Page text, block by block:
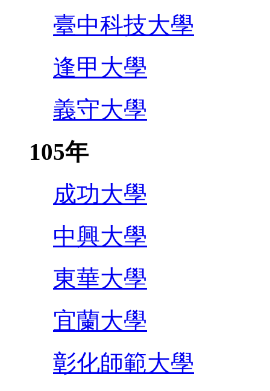
臺中科技大學
逢甲大學
義守大學
105年
成功大學
中興大學
東華大學
宜蘭大學
彰化師範大學